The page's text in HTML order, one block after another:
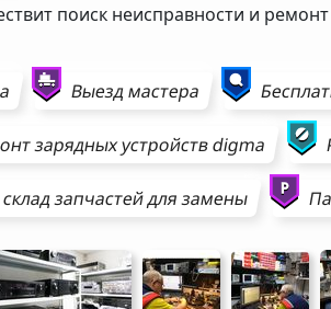
поиск неисправности и ремонт
Выезд мастера
зарядных устройствdigma
запчастей для замены